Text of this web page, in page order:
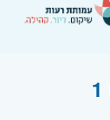
לוח משרות דרושים, נמצאו 1